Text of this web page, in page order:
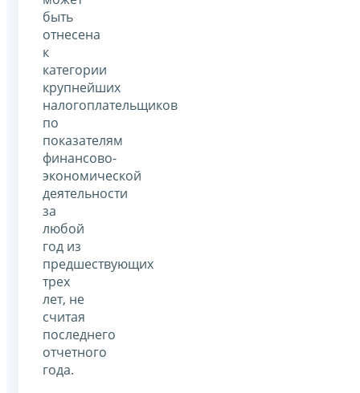
быть
отнесена
к
категории
крупнейших
налогоплательщиков
по
показателям
финансово-
экономической
деятельности
за
любой
год из
предшествующих
трех
лет, не
считая
последнего
отчетного
года.